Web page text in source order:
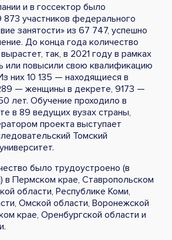
и в госсектор было
873 участников федерального
занятости» из 67 747, успешно
До конца года количество
так, в 2021 году в рамках
или повысили свою квалификацию
них 10 135 — находящиеся в
— женщины в декрете, 9173 —
лет. Обучение проходило в
в 89 ведущих вузах страны,
проекта выступает
Томский
было трудоустроено (в
в Пермском крае, Ставропольском
области, Республике Коми,
Омской области, Воронежской
крае, Оренбургской области и